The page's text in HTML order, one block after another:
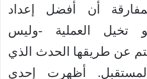
أن أفضل إعداد
تخيل العملية -وليس
يتم عن طريقها الحدث الذي
أظهرت إحدى